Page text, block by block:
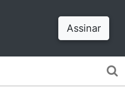
Assinar